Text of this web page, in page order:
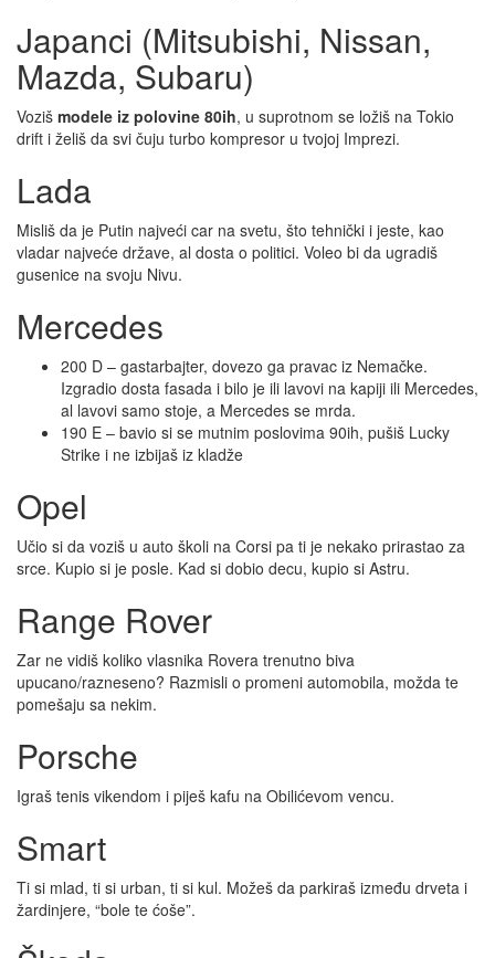
Japanci (Mitsubishi, Nissan,
Mazda, Subaru)
Voziš modele iz polovine 80ih, u suprotnom se ložiš na Tokio
drift i želiš da svi čuju turbo kompresor u tvojoj Imprezi.
Lada
Misliš da je Putin najveći car na svetu, što tehnički i jeste, kao
vladar najveće države, al dosta o politici. Voleo bi da ugradiš
gusenice na svoju Nivu.
Mercedes
200 D – gastarbajter, dovezo ga pravac iz Nemačke.
Izgradio dosta fasada i bilo je ili lavovi na kapiji ili Mercedes,
al lavovi samo stoje, a Mercedes se mrda.
190 E – bavio si se mutnim poslovima 90ih, pušiš Lucky
Strike i ne izbijaš iz kladže
Opel
Učio si da voziš u auto školi na Corsi pa ti je nekako prirastao za
srce. Kupio si je posle. Kad si dobio decu, kupio si Astru.
Range Rover
Zar ne vidiš koliko vlasnika Rovera trenutno biva
upucano/razneseno? Razmisli o promeni automobila, možda te
pomešaju sa nekim.
Porsche
Igraš tenis vikendom i piješ kafu na Obilićevom vencu.
Smart
Ti si mlad, ti si urban, ti si kul. Možeš da parkiraš između drveta i
žardinjere, “bole te ćoše”.